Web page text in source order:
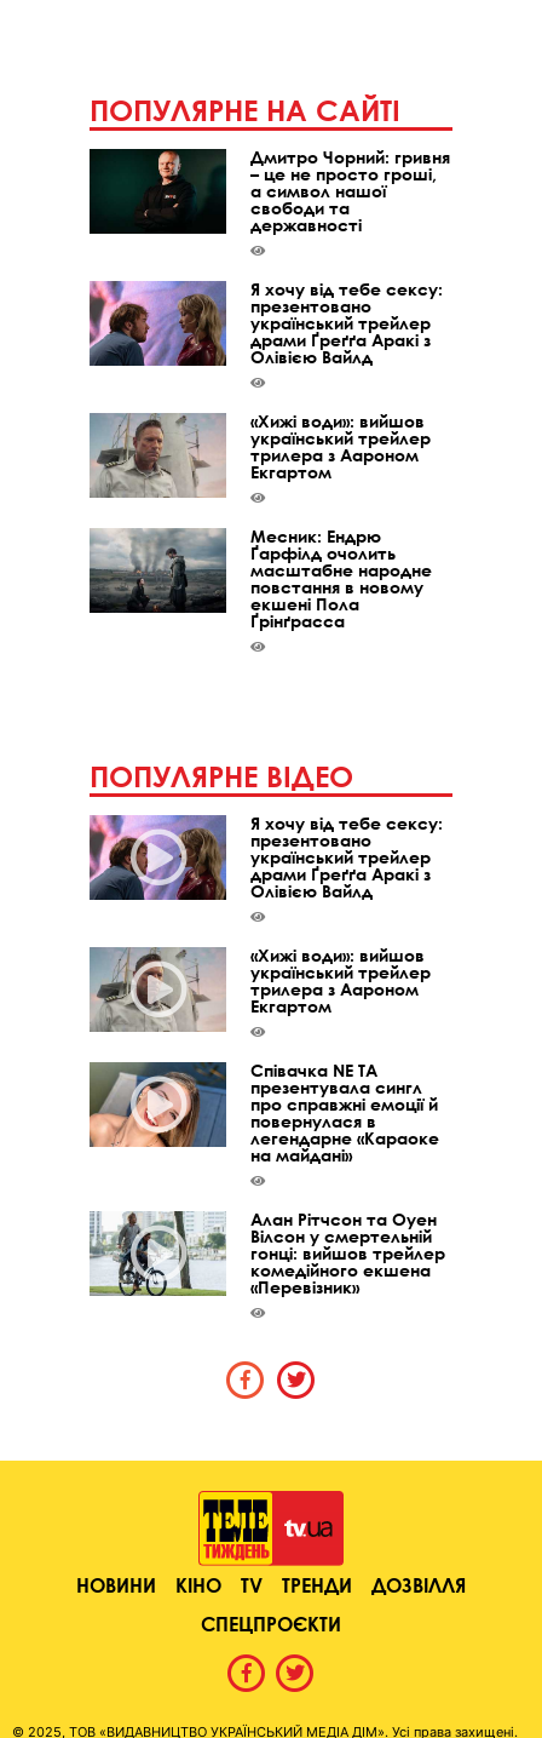
ПОПУЛЯРНЕ НА САЙТІ
Дмитро Чорний: гривня
– це не просто гроші,
а символ нашої
свободи та
державності
Я хочу від тебе сексу:
презентовано
український трейлер
драми Ґреґґа Аракі з
Олівією Вайлд
«Хижі води»: вийшов
український трейлер
трилера з Аароном
Екгартом
Месник: Ендрю
Ґарфілд очолить
масштабне народне
повстання в новому
екшені Пола
Ґрінґрасса
ПОПУЛЯРНЕ ВІДЕО
Я хочу від тебе сексу:
презентовано
український трейлер
драми Ґреґґа Аракі з
Олівією Вайлд
«Хижі води»: вийшов
український трейлер
трилера з Аароном
Екгартом
Співачка NE TA
презентувала сингл
про справжні емоції й
повернулася в
легендарне «Караоке
на майдані»
Алан Рітчсон та Оуен
Вілсон у смертельній
гонці: вийшов трейлер
комедійного екшена
«Перевізник»
НОВИНИ КІНО TV ТРЕНДИ
ДОЗВІЛЛЯ
СПЕЦПРОЄКТИ
© 2025, ТОВ «ВИДАВНИЦТВО УКРАЇНСЬКИЙ МЕДІА ДІМ». Усі права захищені.